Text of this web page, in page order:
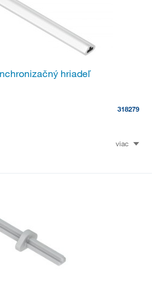
hriadeľ
318279
viac